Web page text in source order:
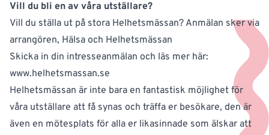
Vill du bli en av våra utställare?
Vill du ställa ut på stora Helhetsmässan? Anmälan sker via
arrangören, Hälsa och Helhetsmässan
Skicka in din intresseanmälan och läs mer här:
www.helhetsmassan.se
Helhetsmässan är inte bara en fantastisk möjlighet för
våra utställare att få synas och träffa er besökare, den är
även en mötesplats för alla er likasinnade som älskar att